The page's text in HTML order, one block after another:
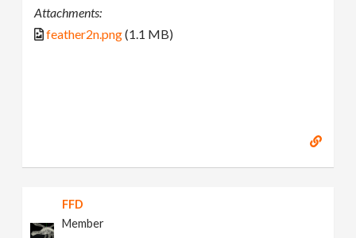
Attachments:
feather2n.png(1.1 MB)
FFD
Member